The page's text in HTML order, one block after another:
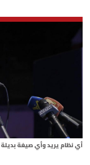
محليات
أسرار
نداء القرّاء
خاص الموقع
أي نظام يريد وأي صيغة بديلة